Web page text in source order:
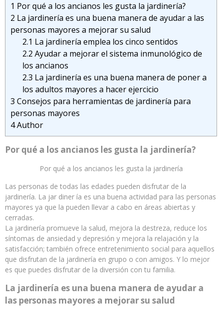
1 Por qué a los ancianos les gusta la jardinería?
2 La jardinería es una buena manera de ayudar a las
personas mayores a mejorar su salud
2.1 La jardinería emplea los cinco sentidos
2.2 Ayudar a mejorar el sistema inmunológico de
los ancianos
2.3 La jardinería es una buena manera de poner a
los adultos mayores a hacer ejercicio
3 Consejos para herramientas de jardinería para
personas mayores
4Author
Por qué a los ancianos les gusta la jardinería?
Por qué a los ancianos les gusta la jardinería
Las personas de todas las edades pueden disfrutar de la
jardinería. La jar diner ía es una buena actividad para las personas
mayores ya que la pueden llevar a cabo en áreas abiertas y
cerradas.
La jardinería promueve la salud, mejora la destreza, reduce los
síntomas de ansiedad y depresión y mejora la relajación y la
satisfacción; también ofrece entretenimiento social para aquellos
que disfrutan de la jardinería en grupo o con amigos. Y lo mejor
es que puedes disfrutar de la diversión con tu familia.
La jardinería es una buena manera de ayudar a
las personas mayores a mejorar su salud